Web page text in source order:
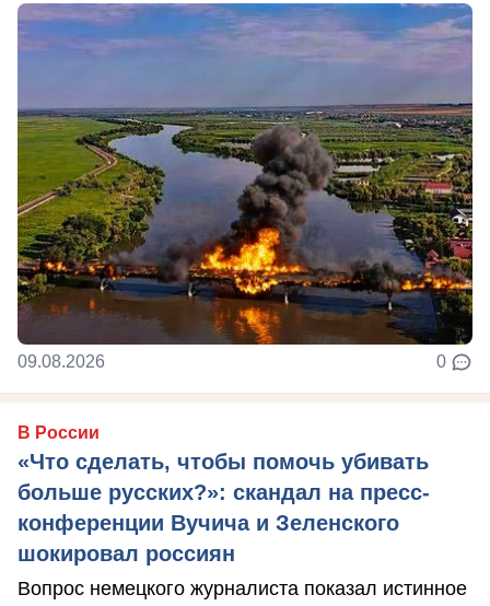
09.08.2026 0
В России
«Что сделать, чтобы помочь убивать
больше русских?»: скандал на пресс-
конференции Вучича и Зеленского
шокировал россиян
Вопрос немецкого журналиста показал истинное